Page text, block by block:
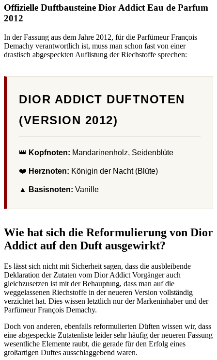
Offizielle Duftbausteine Dior Addict Eau de Parfum
2012
In der Fassung aus dem Jahre 2012, für die Parfümeur François
Demachy verantwortlich ist, muss man schon fast von einer
drastisch abgespeckten Auflistung der Riechstoffe sprechen:
DIOR ADDICT DUFTNOTEN
(VERSION 2012)
👑 Kopfnoten: Mandarinenholz, Seidenblüte
❤️ Herznoten: Königin der Nacht (Blüte)
▲ Basisnoten: Vanille
Wie hat sich die Reformulierung von Dior
Addict auf den Duft ausgewirkt?
Es lässt sich nicht mit Sicherheit sagen, dass die ausbleibende
Deklaration der Zutaten vom Dior Addict Vorgänger auch
gleichzusetzen ist mit der Behauptung, dass man auf die
weggelassenen Riechstoffe in der neueren Version vollständig
verzichtet hat. Dies wissen letztlich nur der Markeninhaber und der
Parfümeur François Demachy.
Doch von anderen, ebenfalls reformulierten Düften wissen wir, dass
eine abgespeckte Zutatenliste leider sehr häufig der neueren Fassung
wesentliche Elemente raubt, die gerade für den Erfolg eines
großartigen Duftes ausschlaggebend waren.